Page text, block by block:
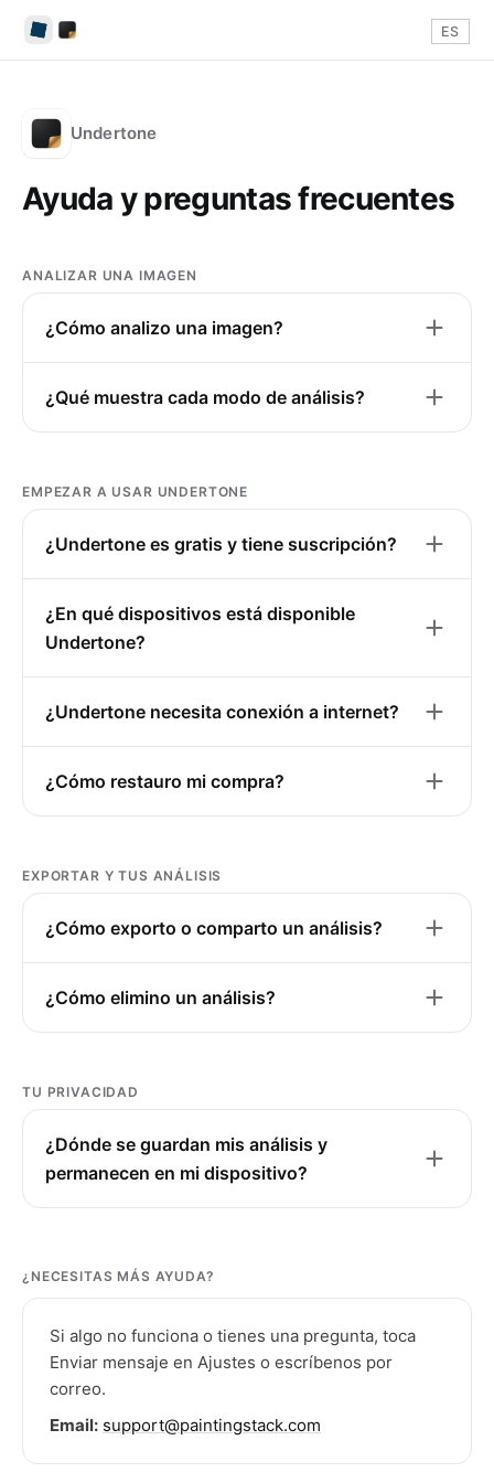
ES
Undertone
Ayuda y preguntas frecuentes
ANALIZAR UNA IMAGEN
¿Cómo analizo una imagen?
¿Qué muestra cada modo de análisis?
EMPEZAR A USAR UNDERTONE
¿Undertone es gratis y tiene suscripción?
¿En qué dispositivos está disponible
Undertone?
¿Undertone necesita conexión a internet?
¿Cómo restauro mi compra?
EXPORTAR Y TUS ANÁLISIS
¿Cómo exporto o comparto un análisis?
¿Cómo elimino un análisis?
TU PRIVACIDAD
¿Dónde se guardan mis análisis y
permanecen en mi dispositivo?
¿NECESITAS MÁS AYUDA?
Si algo no funciona o tienes una pregunta, toca
Enviar mensaje en Ajustes o escríbenos por
correo.
Email: support@paintingstack.com